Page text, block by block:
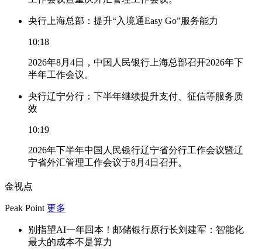
央行上海总部：提升“入境通Easy Go”服务能力
10:18
2026年8月4日，中国人民银行上海总部召开2026年下
半年工作会议。
央行辽宁分行：下半年继续提升支付、征信等服务质
效
10:19
2026年下半年中国人民银行辽宁省分行工作会议暨辽
宁省外汇管理工作会议于8月4日召开。
金视点
Peak Point 更多
别指望AI一年回本！邮储银行原行长刘建军：智能化
最大的成本不是算力